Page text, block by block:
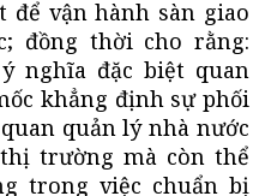
để vận hành sàn giao
đồng thời cho rằng:
nghĩa đặc biệt quan
khẳng định sự phối
quản lý nhà nước
trường mà còn thể
trong việc chuẩn bị